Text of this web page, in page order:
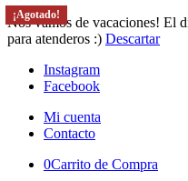
Nos vamos de vacaciones! El
para atenderos :) Descartar
Instagram
Facebook
Mi cuenta
Contacto
0Carrito de Compra
¡Agotado!
¡Agotado!
¡Agotado!
¡Agotado!
¡Agotado!